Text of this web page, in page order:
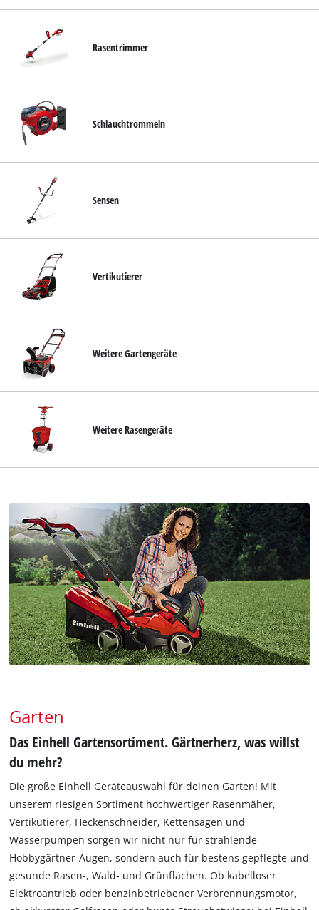
Rasentrimmer
Schlauchtrommeln
Sensen
Vertikutierer
Weitere Gartengeräte
Weitere Rasengeräte
Garten
Das Einhell Gartensortiment. Gärtnerherz, was willst
du mehr?
Die große Einhell Geräteauswahl für deinen Garten! Mit
unserem riesigen Sortiment hochwertiger Rasenmäher,
Vertikutierer, Heckenschneider, Kettensägen und
Wasserpumpen sorgen wir nicht nur für strahlende
Hobbygärtner-Augen, sondern auch für bestens gepflegte und
gesunde Rasen-, Wald- und Grünflächen. Ob kabelloser
Elektroantrieb oder benzinbetriebener Verbrennungsmotor,